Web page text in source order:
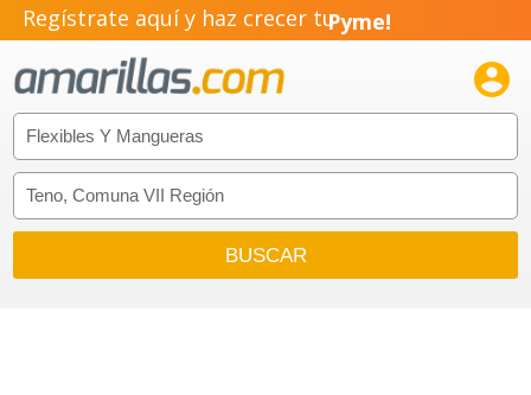
Regístrate aquí y haz crecer tuPyme!
Emprendimiento!
